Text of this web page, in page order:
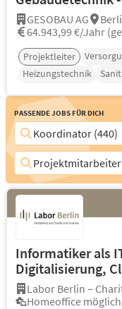
GESOBAU AG
64.943,99 €/Jahr
Projektleiter
Heizungstechnik
Passende Jobs für Dich
Koordinator (440)
Projektmitarbeiter
Informatiker als
Digitalisierung,
Labor Berlin –
Homeoffice möglich